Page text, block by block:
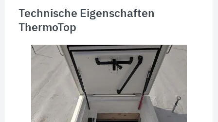
Technische Eigenschaften
ThermoTop